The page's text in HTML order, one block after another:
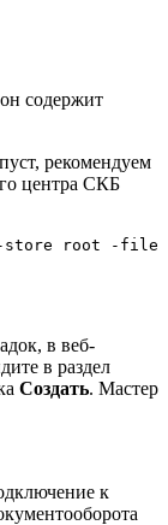
содержит
рекомендуем
центра СКБ
-store root -file
в веб-
в раздел
Создать. Мастер
к